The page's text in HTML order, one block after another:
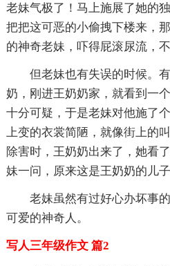
老妹气极了！马上施展了她的
把把这可恶的小偷拽下楼来，
的神奇老妹，吓得屁滚尿流，
但老妹也有失误的时候。
奶，刚进王奶奶家，就看到一
十分可疑，于是老妹对他施了
上变的衣裳简陋，就像街上的
除害时，王奶奶出来了，她看
妹一问，原来这是王奶奶的儿子
老妹虽然有过好心办坏事
可爱的神奇人。
写人三年级作文 篇2